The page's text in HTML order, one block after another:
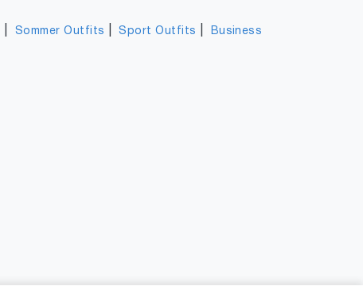
Sommer Outfits |Sport Outfits
Business